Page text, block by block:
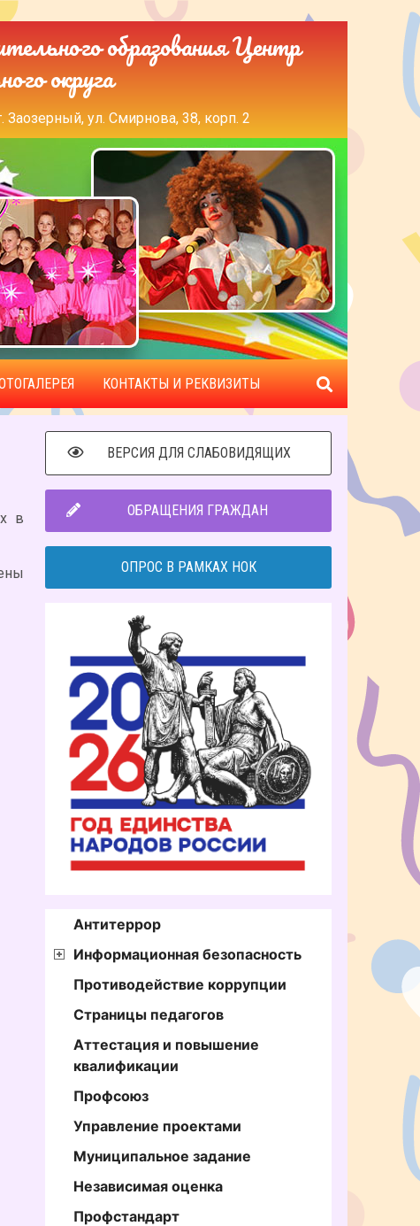
образования Центр
округа
Заозерный, ул. Смирнова, 38, корп. 2
КОНТАКТЫ И РЕКВИЗИТЫ
в
ВЕРСИЯ ДЛЯ СЛАБОВИДЯЩИХ
ОБРАЩЕНИЯ ГРАЖДАН
ОПРОС В РАМКАХ НОК
Антитеррор
Информационная безопасность
Противодействие коррупции
Страницы педагогов
Аттестация и повышение
квалификации
Профсоюз
Управление проектами
Муниципальное задание
Независимая оценка
Профстандарт